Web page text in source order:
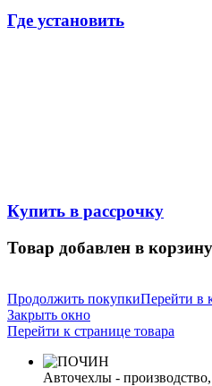
Где установить
Купить в рассрочку
Товар добавлен в корзину
Продолжить покупкиПерейти в
Закрыть окно
Перейти к странице товара
Авточехлы -